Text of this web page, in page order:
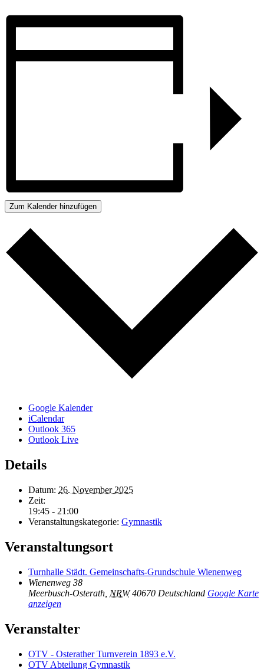
Zum Kalender hinzufügen
Google Kalender
iCalendar
Outlook 365
Outlook Live
Details
Datum: 26. November 2025
Zeit:
19:45 - 21:00
Veranstaltungskategorie: Gymnastik
Veranstaltungsort
Turnhalle Städt. Gemeinschafts-Grundschule Wienenweg
Wienenweg 38
Meerbusch-Osterath NRW 40670 Deutschland Google Karte
anzeigen
Veranstalter
OTV - Osterather Turnverein 1893 e.V.
OTV Abteilung Gymnastik